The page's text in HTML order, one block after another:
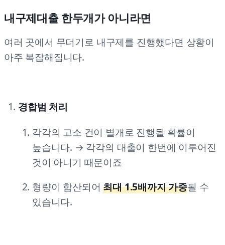
내구제대출 한두개가 아니라면
여러 곳에서 무더기로 내구제를 진행했다면 상황이
아주 복잡해집니다.
경합범 처리
각각의 고소 건이 별개로 진행될 확률이
높습니다. → 각각의 대출이 한번에 이루어진
것이 아니기 때문이죠
형량이 합산되어최대 1.5배까지 가중될 수
있습니다.